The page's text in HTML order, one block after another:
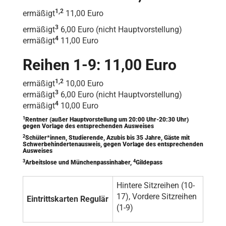
ermäßigt1,2 11,00 Euro
ermäßigt3 6,00 Euro (nicht Hauptvorstellung)
ermäßigt4 11,00 Euro
Reihen 1-9: 11,00 Euro
ermäßigt1,2 10,00 Euro
ermäßigt3 6,00 Euro (nicht Hauptvorstellung)
ermäßigt4 10,00 Euro
1 Rentner (außer Hauptvorstellung um 20:00 Uhr-20:30 Uhr)
gegen Vorlage des entsprechenden Ausweises
2Schüler*innen, Studierende, Azubis bis 35 Jahre, Gäste mit
Schwerbehindertenausweis, gegen Vorlage des entsprechenden
Ausweises
3Arbeitslose und Münchenpassinhaber, 4Gildepass
Eintrittskarten Regulär
Hintere Sitzreihen (10-
17), Vordere Sitzreihen
(1-9)